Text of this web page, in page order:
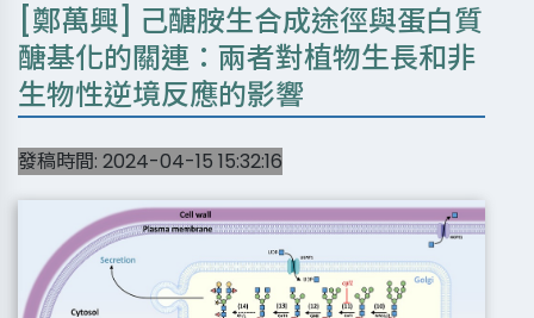
[鄭萬興] 己醣胺生合成途徑與蛋白質
醣基化的關連：兩者對植物生長和非
生物性逆境反應的影響
發稿時間: 2024-04-15 15:32:16